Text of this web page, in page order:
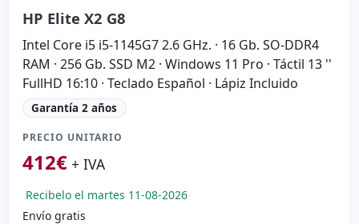
HP Elite X2 G8
Intel Core i5 i5-1145G7 2.6 GHz. · 16 Gb. SO-DDR4
RAM · 256 Gb. SSD M2 · Windows 11 Pro · Táctil 13 ''
FullHD 16:10 · Teclado Español · Lápiz Incluido
Garantía 2 años
PRECIO UNITARIO
412€ + IVA
Recibelo el martes 11-08-2026
Envío gratis